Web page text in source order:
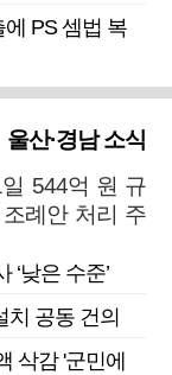
PS 셈법 복
울산·경남 소식
544억 원 규
례안 처리 주
‘낮은 수준’
공동 건의
삭감 '군민에